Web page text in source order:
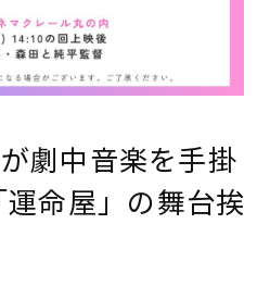
劇中音楽を手掛
命屋」の舞台挨